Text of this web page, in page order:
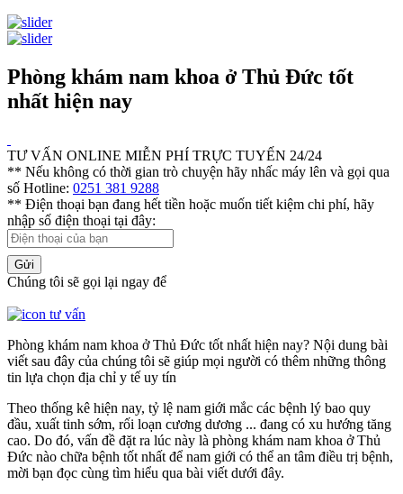
Phòng khám nam khoa ở Thủ Đức tốt
nhất hiện nay
TƯ VẤN ONLINE MIỄN PHÍ TRỰC TUYẾN 24/24
** Nếu không có thời gian trò chuyện hãy nhấc máy lên và gọi qua
số Hotline: 0251 381 9288
** Điện thoại bạn đang hết tiền hoặc muốn tiết kiệm chi phí, hãy
nhập số điện thoại tại đây:
Gửi
Chúng tôi sẽ gọi lại ngay để
Phòng khám nam khoa ở Thủ Đức tốt nhất hiện nay? Nội dung bài
viết sau đây của chúng tôi sẽ giúp mọi người có thêm những thông
tin lựa chọn địa chỉ y tế uy tín
Theo thống kê hiện nay, tỷ lệ nam giới mắc các bệnh lý bao quy
đầu, xuất tinh sớm, rối loạn cương dương ... đang có xu hướng tăng
cao. Do đó, vấn đề đặt ra lúc này là phòng khám nam khoa ở Thủ
Đức nào chữa bệnh tốt nhất để nam giới có thể an tâm điều trị bệnh,
mời bạn đọc cùng tìm hiểu qua bài viết dưới đây.